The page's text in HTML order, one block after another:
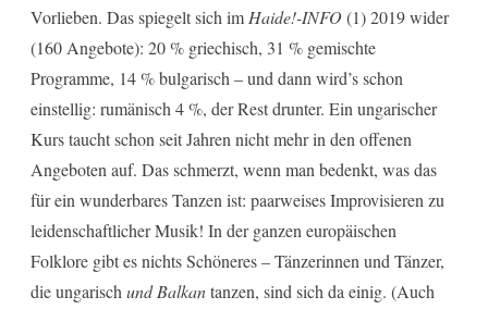
Vorlieben. Das spiegelt sich imHaide!-INFO (1) 2019 wider
(160 Angebote): 20 % griechisch, 31 % gemischte
Programme, 14 % bulgarisch – und dann wird’s schon
einstellig: rumänisch 4 %, der Rest drunter. Ein ungarischer
Kurs taucht schon seit Jahren nicht mehr in den offenen
Angeboten auf. Das schmerzt, wenn man bedenkt, was das
für ein wunderbares Tanzen ist: paarweises Improvisieren zu
leidenschaftlicher Musik! In der ganzen europäischen
Folklore gibt es nichts Schöneres – Tänzerinnen und Tänzer,
die ungarischund Balkantanzen, sind sich da einig. (Auch